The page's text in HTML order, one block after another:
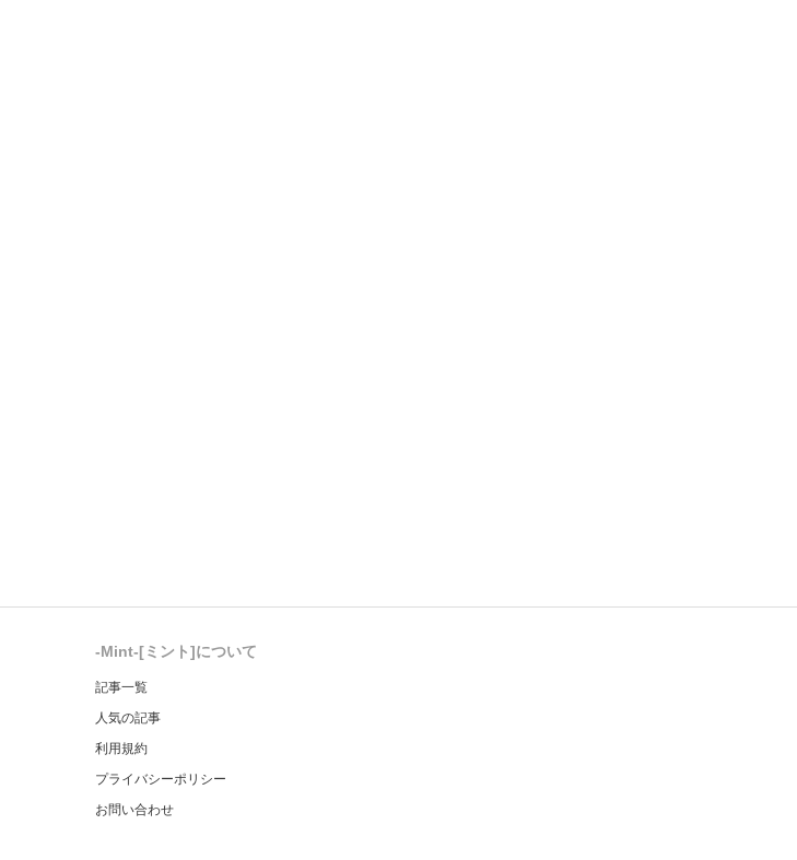
-Mint-[ミント]について
記事一覧
人気の記事
利用規約
プライバシーポリシー
お問い合わせ